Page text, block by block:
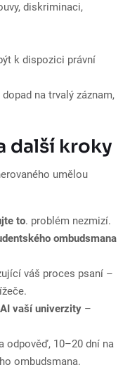
diskriminaci,
k dispozici právní
dopad na trvalý záznam,
další kroky
umělou
to. problém nezmizí.
ombudsmana
váš proces psaní –
vaší univerzity –
odpověď, 10–20 dní na
ombudsmana.